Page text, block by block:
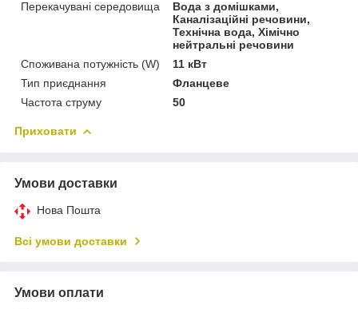
Перекачувані середовища
Вода з домішками,
Каналізаційні речовини,
Технічна вода, Хімічно
нейтральні речовини
Споживана потужність (W)
11 кВт
Тип приєднання
Фланцеве
Частота струму
50
Приховати
Умови доставки
Нова Пошта
Всі умови доставки
Умови оплати